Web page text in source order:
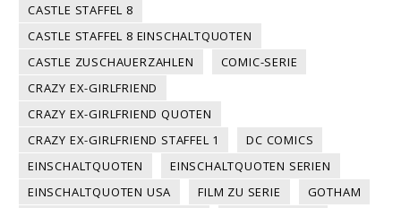
CASTLE STAFFEL 8
CASTLE STAFFEL 8 EINSCHALTQUOTEN
CASTLE ZUSCHAUERZAHLEN
COMIC-SERIE
CRAZY EX-GIRLFRIEND
CRAZY EX-GIRLFRIEND QUOTEN
CRAZY EX-GIRLFRIEND STAFFEL 1
DC COMICS
EINSCHALTQUOTEN
EINSCHALTQUOTEN SERIEN
EINSCHALTQUOTEN USA
FILM ZU SERIE
GOTHAM